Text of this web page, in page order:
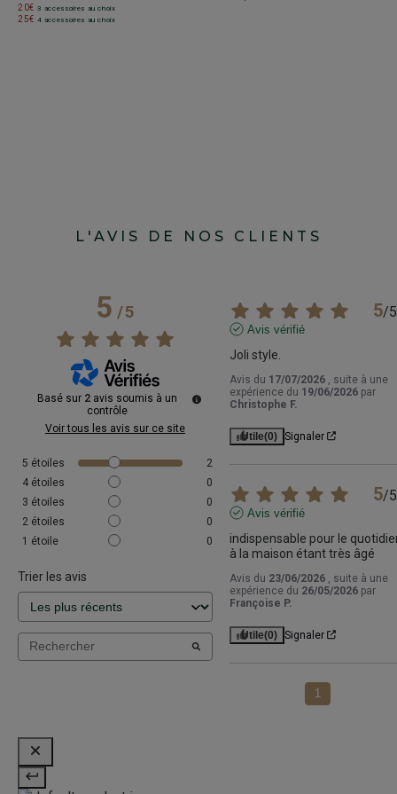
20€ 3 accessoires au choix
25€ 4 accessoires au choix
L'AVIS DE NOS CLIENTS
5/5
Basé sur 2 avis soumis à un
contrôle
Voir tous les avis sur ce site
5 étoiles
2
4 étoiles
0
3 étoiles
0
2 étoiles
0
1 étoile 0
Trier les avis
5/5
Avis vérifié
Joli style.
Avis du 17/07/2026
, suite à une
expérience du 19/06/2026 par
Christophe F.
Utile(0) Signaler
5/5
Avis vérifié
indispensable pour le
à la maison étant très âgé
Avis du 23/06/2026
, suite à une
expérience du 26/05/2026 par
Françoise P.
Utile(0) Signaler
1